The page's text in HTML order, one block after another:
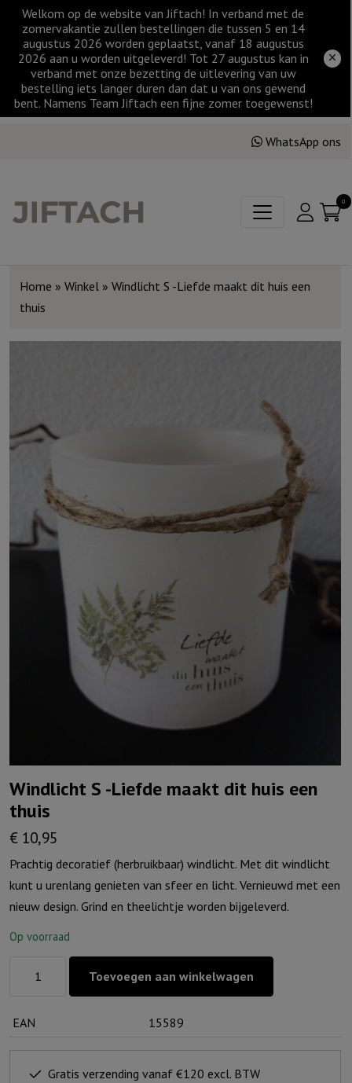
Welkom op de website van Jiftach! In verband met de
zomervakantie zullen bestellingen die tussen 5 en 14
augustus 2026 worden geplaatst, vanaf 18 augustus
2026 aan u worden uitgeleverd! Tot 27 augustus kan in
verband met onze bezetting de uitlevering van uw
bestelling iets langer duren dan dat u van ons gewend
bent. Namens Team Jiftach een fijne zomer toegewenst!
WhatsApp ons
0
Home » Winkel » Windlicht S -Liefde maakt dit huis een
thuis
Windlicht S -Liefde maakt dit huis een
thuis
€ 10,95
Prachtig decoratief (herbruikbaar) windlicht. Met dit windlicht
kunt u urenlang genieten van sfeer en licht. Vernieuwd met een
nieuw design. Grind en theelichtje worden bijgeleverd.
Op voorraad
Liefde
maakt
Toevoegen aan winkelwagen
EAN 15589
Gratis verzending vanaf €120 excl. BTW